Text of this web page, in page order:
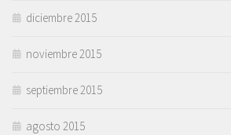
diciembre 2015
noviembre 2015
septiembre 2015
agosto 2015